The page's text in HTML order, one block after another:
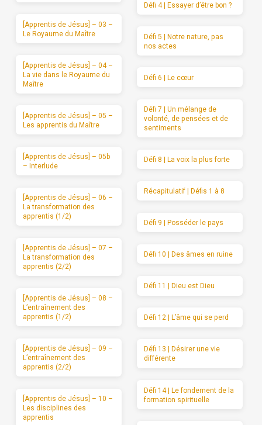
[Apprentis de Jésus] – 03 –
Le Royaume du Maître
[Apprentis de Jésus] – 04 –
La vie dans le Royaume du
Maître
[Apprentis de Jésus] – 05 –
Les apprentis du Maître
[Apprentis de Jésus] – 05b
– Interlude
[Apprentis de Jésus] – 06 –
La transformation des
apprentis (1/2)
[Apprentis de Jésus] – 07 –
La transformation des
apprentis (2/2)
[Apprentis de Jésus] – 08 –
L’entraînement des
apprentis (1/2)
[Apprentis de Jésus] – 09 –
L’entraînement des
apprentis (2/2)
[Apprentis de Jésus] – 10 –
Les disciplines des
apprentis
Défi 4 | Essayer d’être bon ?
Défi 5 | Notre nature, pas
nos actes
Défi 6 | Le cœur
Défi 7 | Un mélange de
volonté, de pensées et de
sentiments
Défi 8 | La voix la plus forte
Récapitulatif | Défis 1 à 8
Défi 9 | Posséder le pays
Défi 10 | Des âmes en ruine
Défi 11 | Dieu est Dieu
Défi 12 | L’âme qui se perd
Défi 13 | Désirer une vie
différente
Défi 14 | Le fondement de la
formation spirituelle